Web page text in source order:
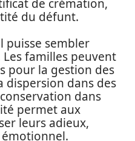
de crémation,
du défunt.
puisse sembler
familles peuvent
pour la gestion des
dispersion dans des
dans
permet aux
leurs adieux,